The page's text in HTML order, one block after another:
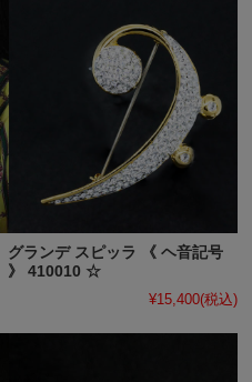
グランデ スピッラ 《 ヘ音記号
》 410010 ☆
¥15,400(税込)